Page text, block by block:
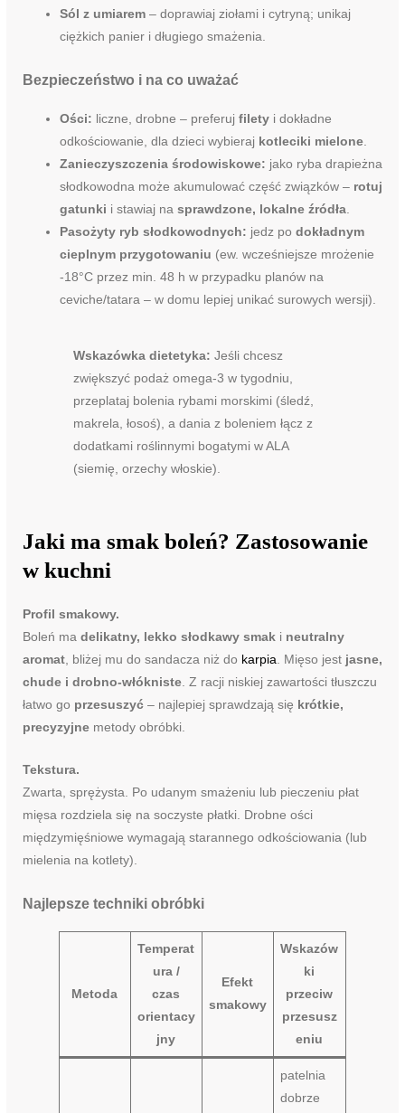
Sól z umiarem– doprawiaj ziołami i cytryną; unikaj
ciężkich panier i długiego smażenia.
Bezpieczeństwo i na co uważać
Ości: liczne, drobne – preferuj filetyi dokładne
odkościowanie, dla dzieci wybieraj kotleciki mielone.
Zanieczyszczenia środowiskowe: jako ryba drapieżna
słodkowodna może akumulować część związków – rotuj
gatunki i stawiaj na sprawdzone, lokalne źródła.
Pasożyty ryb słodkowodnych: jedz po dokładnym
cieplnym przygotowaniu (ew. wcześniejsze mrożenie
-18°C przez min. 48 h w przypadku planów na
ceviche/tatara – w domu lepiej unikać surowych wersji).
Wskazówka dietetyka: Jeśli chcesz
zwiększyć podaż omega-3 w tygodniu,
przeplataj bolenia rybami morskimi (śledź,
makrela, łosoś), a dania z boleniem łącz z
dodatkami roślinnymi bogatymi w ALA
(siemię, orzechy włoskie).
Jaki ma smak boleń? Zastosowanie
w kuchni
Profil smakowy.
Boleń ma delikatny, lekko słodkawy smaki neutralny
aromat, bliżej mu do sandacza niż do karpia . Mięso jest jasne,
chude i drobno-włókniste. Z racji niskiej zawartości tłuszczu
łatwo go przesuszyć– najlepiej sprawdzają się krótkie,
precyzyjnemetody obróbki.
Tekstura.
Zwarta, sprężysta. Po udanym smażeniu lub pieczeniu płat
mięsa rozdziela się na soczyste płatki. Drobne ości
międzymięśniowe wymagają starannego odkościowania (lub
mielenia na kotlety).
Najlepsze techniki obróbki
Metoda
Temperat
ura /
czas
orientacy
jny
Efekt
smakowy
Wskazów
ki
przeciw
przesusz
eniu
patelnia
dobrze